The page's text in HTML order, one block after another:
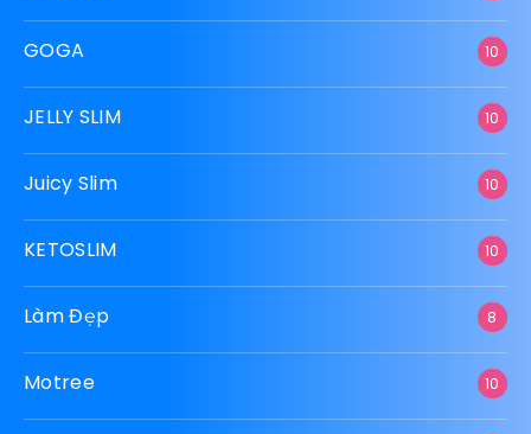
GOGA 10
JELLY SLIM 10
Juicy Slim 10
KETOSLIM 10
Làm Đẹp 8
Motree 10